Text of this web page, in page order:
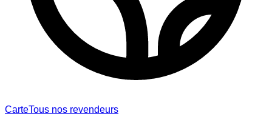
CarteTous nos revendeurs